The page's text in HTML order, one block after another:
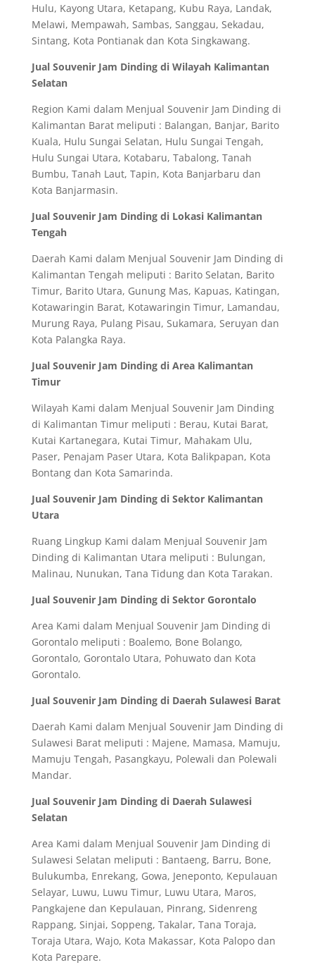
Hulu, Kayong Utara, Ketapang, Kubu Raya, Landak,
Melawi, Mempawah, Sambas, Sanggau, Sekadau,
Sintang, Kota Pontianak dan Kota Singkawang.
Jual Souvenir Jam Dinding di Wilayah Kalimantan
Selatan
Region Kami dalam Menjual Souvenir Jam Dinding di
Kalimantan Barat meliputi : Balangan, Banjar, Barito
Kuala, Hulu Sungai Selatan, Hulu Sungai Tengah,
Hulu Sungai Utara, Kotabaru, Tabalong, Tanah
Bumbu, Tanah Laut, Tapin, Kota Banjarbaru dan
Kota Banjarmasin.
Jual Souvenir Jam Dinding di Lokasi Kalimantan
Tengah
Daerah Kami dalam Menjual Souvenir Jam Dinding di
Kalimantan Tengah meliputi : Barito Selatan, Barito
Timur, Barito Utara, Gunung Mas, Kapuas, Katingan,
Kotawaringin Barat, Kotawaringin Timur, Lamandau,
Murung Raya, Pulang Pisau, Sukamara, Seruyan dan
Kota Palangka Raya.
Jual Souvenir Jam Dinding di Area Kalimantan
Timur
Wilayah Kami dalam Menjual Souvenir Jam Dinding
di Kalimantan Timur meliputi : Berau, Kutai Barat,
Kutai Kartanegara, Kutai Timur, Mahakam Ulu,
Paser, Penajam Paser Utara, Kota Balikpapan, Kota
Bontang dan Kota Samarinda.
Jual Souvenir Jam Dinding di Sektor Kalimantan
Utara
Ruang Lingkup Kami dalam Menjual Souvenir Jam
Dinding di Kalimantan Utara meliputi : Bulungan,
Malinau, Nunukan, Tana Tidung dan Kota Tarakan.
Jual Souvenir Jam Dinding di Sektor Gorontalo
Area Kami dalam Menjual Souvenir Jam Dinding di
Gorontalo meliputi : Boalemo, Bone Bolango,
Gorontalo, Gorontalo Utara, Pohuwato dan Kota
Gorontalo.
Jual Souvenir Jam Dinding di Daerah Sulawesi Barat
Daerah Kami dalam Menjual Souvenir Jam Dinding di
Sulawesi Barat meliputi : Majene, Mamasa, Mamuju,
Mamuju Tengah, Pasangkayu, Polewali dan Polewali
Mandar.
Jual Souvenir Jam Dinding di Daerah Sulawesi
Selatan
Area Kami dalam Menjual Souvenir Jam Dinding di
Sulawesi Selatan meliputi : Bantaeng, Barru, Bone,
Bulukumba, Enrekang, Gowa, Jeneponto, Kepulauan
Selayar, Luwu, Luwu Timur, Luwu Utara, Maros,
Pangkajene dan Kepulauan, Pinrang, Sidenreng
Rappang, Sinjai, Soppeng, Takalar, Tana Toraja,
Toraja Utara, Wajo, Kota Makassar, Kota Palopo dan
Kota Parepare.